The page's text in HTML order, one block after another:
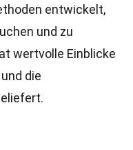
entwickelt,
und zu
wertvolle Einblicke
die